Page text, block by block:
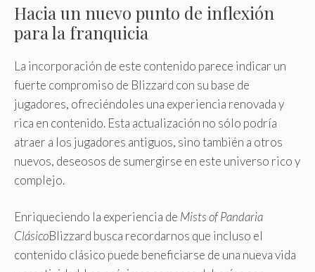
Hacia un nuevo punto de inflexión
para la franquicia
La incorporación de este contenido parece indicar un
fuerte compromiso de Blizzard con su base de
jugadores, ofreciéndoles una experiencia renovada y
rica en contenido. Esta actualización no sólo podría
atraer a los jugadores antiguos, sino también a otros
nuevos, deseosos de sumergirse en este universo rico y
complejo.
Enriqueciendo la experiencia de Mists of Pandaria
ClásicoBlizzard busca recordarnos que incluso el
contenido clásico puede beneficiarse de una nueva vida